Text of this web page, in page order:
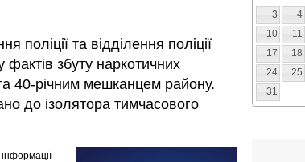
поліції та відділення поліції
збуту наркотичних
40-річним мешканцем району.
до ізолятора тимчасового
3
4
10
11
17
18
24
25
31